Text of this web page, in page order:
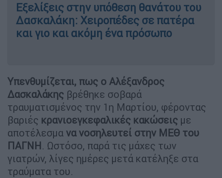
Εξελίξεις στην υπόθεση θανάτου του
Δασκαλάκη: Χειροπέδες σε πατέρα
και γιο και ακόμη ένα πρόσωπο
Υπενθυμίζεται, πως ο Αλέξανδρος
Δασκαλάκης βρέθηκε σοβαρά
τραυματισμένος την 1η Μαρτίου, φέροντας
βαριές κρανιοεγκεφαλικές κακώσεις με
αποτέλεσμα να νοσηλευτεί στην ΜΕΘ του
ΠΑΓΝΗ. Ωστόσο, παρά τις μάχες των
γιατρών, λίγες ημέρες μετά κατέληξε στα
τραύματα του.